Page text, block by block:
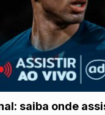
saiba onde